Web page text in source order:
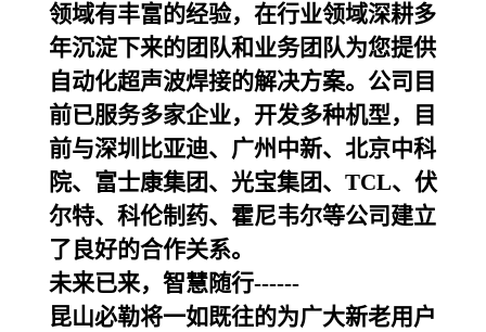
领域有丰富的经验，在行业领域深耕多
年沉淀下来的团队和业务团队为您提供
自动化超声波焊接的解决方案。公司目
前已服务多家企业，开发多种机型，目
前与深圳比亚迪、广州中新、北京中科
院、富士康集团、光宝集团、TCL、伏
尔特、科伦制药、霍尼韦尔等公司建立
了良好的合作关系。
未来已来，智慧随行------
昆山必勒将一如既往的为广大新老用户